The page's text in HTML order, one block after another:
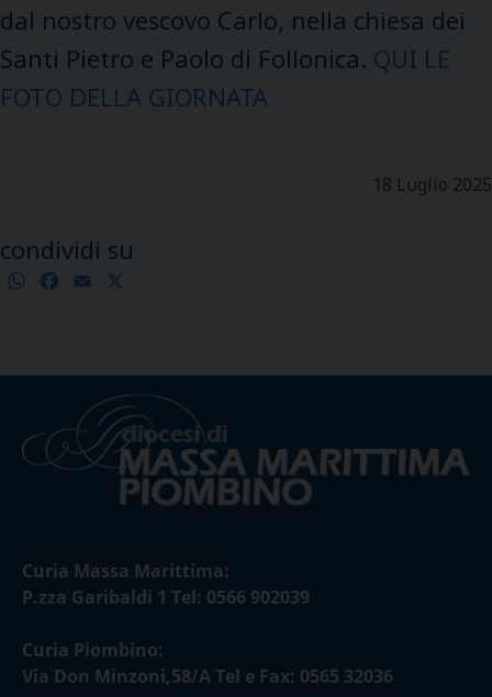
dal nostro vescovo Carlo, nella chiesa dei
Santi Pietro e Paolo di Follonica. QUI LE
FOTO DELLA GIORNATA
18 Luglio 2025
condividi su
WhatsApp
Facebook
Email
Curia Massa Marittima:
P.zza Garibaldi 1 Tel: 0566 902039
Curia Piombino:
Via Don Minzoni,58/A Tel e Fax: 0565 32036